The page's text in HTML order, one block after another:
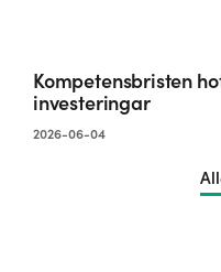
Kompetensbristen
investeringar
2026-06-04